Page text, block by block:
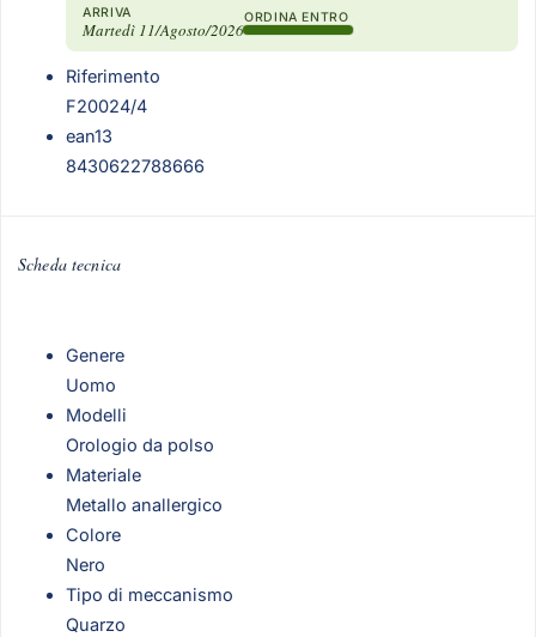
ARRIVA
Martedì 11/Agosto/2026
ORDINA ENTRO
Riferimento
F20024/4
ean13
8430622788666
Scheda tecnica
Genere
Uomo
Modelli
Orologio da polso
Materiale
Metallo anallergico
Colore
Nero
Tipo di meccanismo
Quarzo